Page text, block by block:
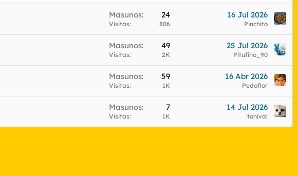
Masunos 24
Visitas 806
16 Jul 2026
Pinchito
Masunos 49
Visitas 2K
25 Jul 2026
Pitufino_90
Masunos 59
Visitas 1K
16 Abr 2026
Pedoflor
Masunos 7
Visitas 1K
14 Jul 2026
tonival